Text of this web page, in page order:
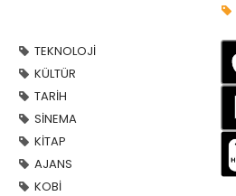
TEKNOLOJİ
KÜLTÜR
TARİH
SİNEMA
KİTAP
AJANS
KOBİ